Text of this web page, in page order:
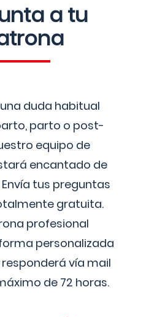
a tu
duda habitual
parto o post-
equipo de
encantado de
tus preguntas
gratuita.
profesional
personalizada
vía mail
de 72 horas.